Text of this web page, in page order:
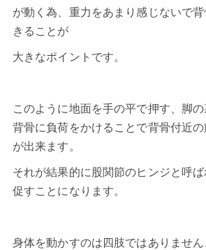
が動く為、重力をあまり感じないで
きることが
大きなポイントです。
このように地面を手の平で押す、脚の
背骨に負荷をかけることで背骨付近
が出来ます。
それが結果的に股関節のヒンジと呼
促すことになります。
身体を動かすのは四肢ではありませ